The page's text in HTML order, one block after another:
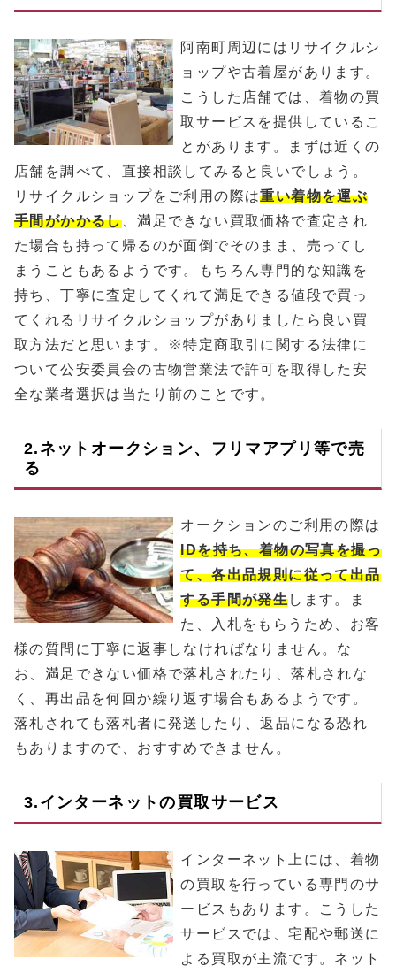
阿南町周辺にはリサイクルシ
ョップや古着屋があります。
こうした店舗では、着物の買
取サービスを提供しているこ
とがあります。まずは近くの
店舗を調べて、直接相談してみると良いでしょう。
リサイクルショップをご利用の際は重い着物を運ぶ
手間がかかるし、満足できない買取価格で査定され
た場合も持って帰るのが面倒でそのまま、売ってし
まうこともあるようです。もちろん専門的な知識を
持ち、丁寧に査定してくれて満足できる値段で買っ
てくれるリサイクルショップがありましたら良い買
取方法だと思います。※特定商取引に関する法律に
ついて公安委員会の古物営業法で許可を取得した安
全な業者選択は当たり前のことです。
2.ネットオークション、フリマアプリ等で売
る
オークションのご利用の際は
IDを持ち、着物の写真を撮っ
て、各出品規則に従って出品
する手間が発生します。ま
た、入札をもらうため、お客
様の質問に丁寧に返事しなければなりません。な
お、満足できない価格で落札されたり、落札されな
く、再出品を何回か繰り返す場合もあるようです。
落札されても落札者に発送したり、返品になる恐れ
もありますので、おすすめできません。
3.インターネットの買取サービス
インターネット上には、着物
の買取を行っている専門のサ
ービスもあります。こうした
サービスでは、宅配や郵送に
よる買取が主流です。ネット